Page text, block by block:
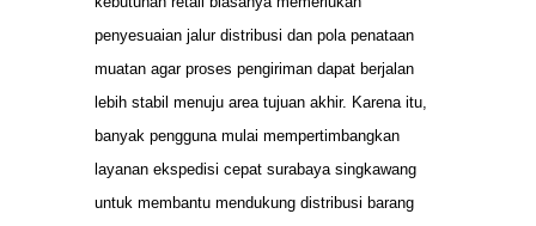
penyesuaian jalur distribusi dan pola penataan
muatan agar proses pengiriman dapat berjalan
lebih stabil menuju area tujuan akhir. Karena itu,
banyak pengguna mulai mempertimbangkan
layanan ekspedisi cepat surabaya singkawang
untuk membantu mendukung distribusi barang